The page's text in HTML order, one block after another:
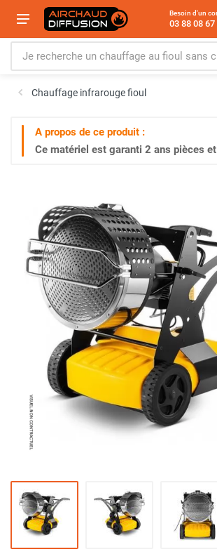
Besoin d'un
03 88 08 67
Chauffage infrarouge fioul
A propos de ce produit :
Ce matériel est garanti 2 ans pièces